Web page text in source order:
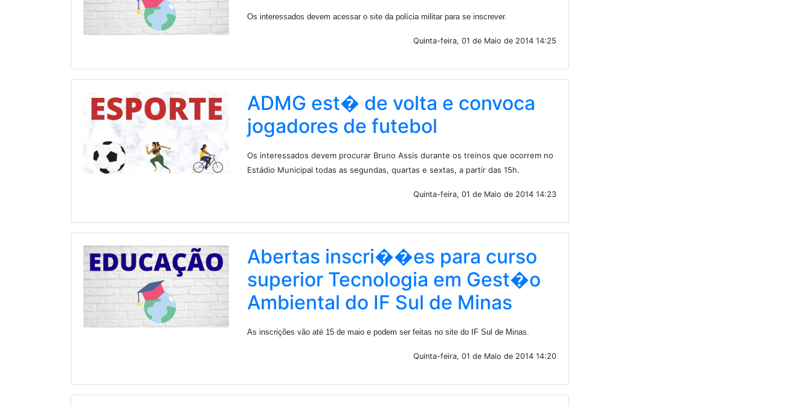
Os interessados devem acessar o site da polícia militar para se inscrever.
Quinta-feira, 01 de Maio de 2014 14:25
ADMG est� de volta e convoca
jogadores de futebol
Os interessados devem procurar Bruno Assis durante os treinos que ocorrem no
Estádio Municipal todas as segundas, quartas e sextas, a partir das 15h.
Quinta-feira, 01 de Maio de 2014 14:23
Abertas inscri��es para curso
superior Tecnologia em Gest�o
Ambiental do IF Sul de Minas
As inscrições vão até 15 de maio e podem ser feitas no site do IF Sul de Minas.
Quinta-feira, 01 de Maio de 2014 14:20